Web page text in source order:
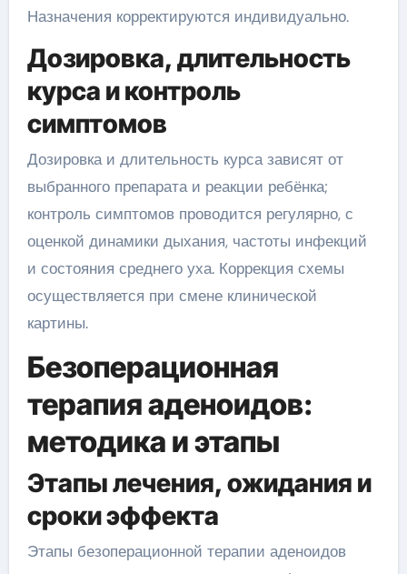
Назначения корректируются индивидуально.
Дозировка, длительность
курса и контроль
симптомов
Дозировка и длительность курса зависят от
выбранного препарата и реакции ребёнка;
контроль симптомов проводится регулярно, с
оценкой динамики дыхания, частоты инфекций
и состояния среднего уха. Коррекция схемы
осуществляется при смене клинической
картины.
Безоперационная
терапия аденоидов:
методика и этапы
Этапы лечения, ожидания и
сроки эффекта
Этапы безоперационной терапии аденоидов